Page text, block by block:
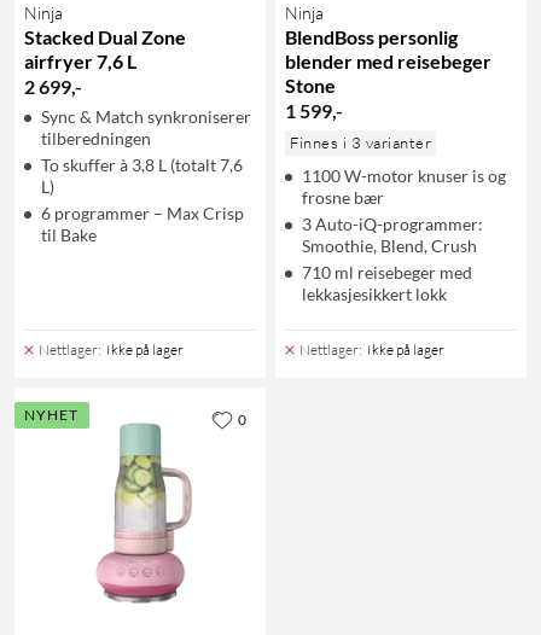
Ninja
Stacked Dual Zone
airfryer 7,6 L
2 699,-
Sync & Match synkroniserer
tilberedningen
To skuffer à 3,8 L (totalt 7,6
L)
6 programmer – Max Crisp
til Bake
Nettlager: Ikke på lager
Ninja
BlendBoss personlig
blender med reisebeger
Stone
1 599,-
Finnes i 3 varianter
1100 W-motor knuser is og
frosne bær
3 Auto-iQ-programmer:
Smoothie, Blend, Crush
710 ml reisebeger med
lekkasjesikkert lokk
Nettlager: Ikke på lager
NYHET 0